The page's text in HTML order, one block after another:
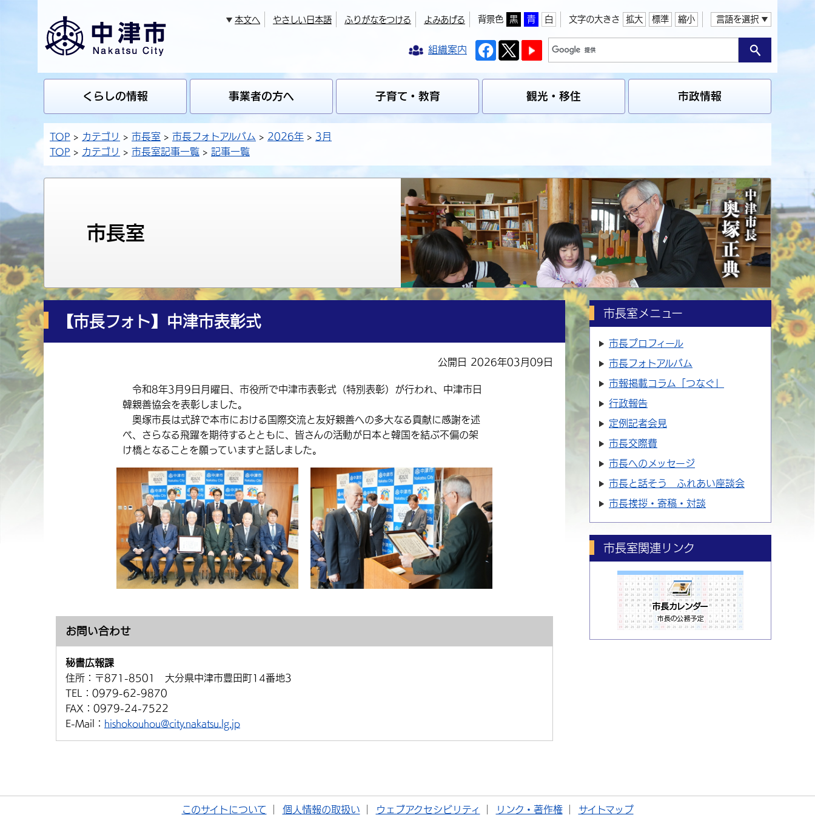
本文へ やさしい日本語 ふりがなをつける よみあげる 背景色 黒 青 白 文字の大きさ 拡大 標準 縮小 言語を選択
組織案内
くらしの情報 事業者の方へ 子育て・教育 観光・移住 市政情報
TOP カテゴリ 市長室 市長フォトアルバム 2026年
3月
TOP
カテゴリ 市長室記事一覧 記事一覧
市長室
【市長フォト】中津市表彰式
公開日 2026年03月09日
令和8年3月9日月曜日、市役所で中津市表彰式（特別表彰）が行われ、中津市日
韓親善協会を表彰しました。
奥塚市長は式辞で本市における国際交流と友好親善への多大なる貢献に感謝を述
べ、さらなる飛躍を期待するとともに、皆さんの活動が日本と韓国を結ぶ不偏の架
け橋となることを願っていますと話しました。
お問い合わせ
秘書広報課
住所： 〒871-8501 大分県中津市豊田町14番地3
TEL： 0979-62-9870
FAX： 0979-24-7522
E-Mail： hishokouhou@city.nakatsu.lg.jp
市長室メニュー
市長プロフィール
市長フォトアルバム
市報掲載コラム「つなぐ」
行政報告
定例記者会見
市長交際費
市長へのメッセージ
市長と話そう ふれあい座談会
市長挨拶・寄稿・対談
市長室関連リンク
このサイトについて 個人情報の取扱い ウェブアクセシビリティ リンク・著作権 サイトマップ